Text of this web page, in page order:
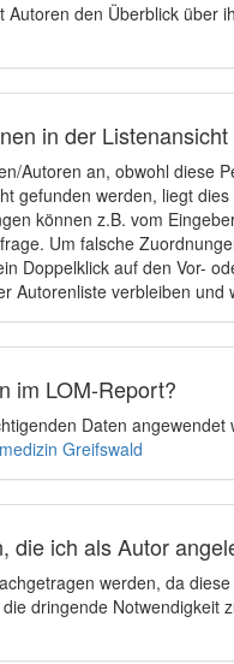
den Überblick
in der
Autoren an, obwohl diese
gefunden werden, liegt
können z.B. vom
Um falsche
Doppelklick auf den Vor-
Autorenliste verbleiben
im LOM-Report?
Daten
Greifswald
ich als Autor
werden, da
dringende